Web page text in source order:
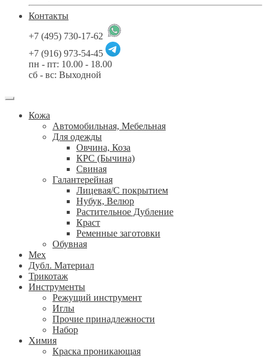
Контакты
+7 (495) 730-17-62
+7 (916) 973-54-45
пн - пт: 10.00 - 18.00
сб - вс: Выходной
Кожа
Автомобильная, Мебельная
Для одежды
Овчина, Коза
КРС (Бычина)
Свиная
Галантерейная
Лицевая/С покрытием
Нубук, Велюр
Растительное Дубление
Краст
Ременные заготовки
Обувная
Мех
Дубл. Материал
Трикотаж
Инструменты
Режущий инструмент
Иглы
Прочие принадлежности
Набор
Химия
Краска проникающая